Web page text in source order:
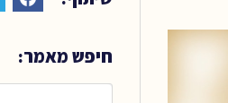
חיפש מאמר: